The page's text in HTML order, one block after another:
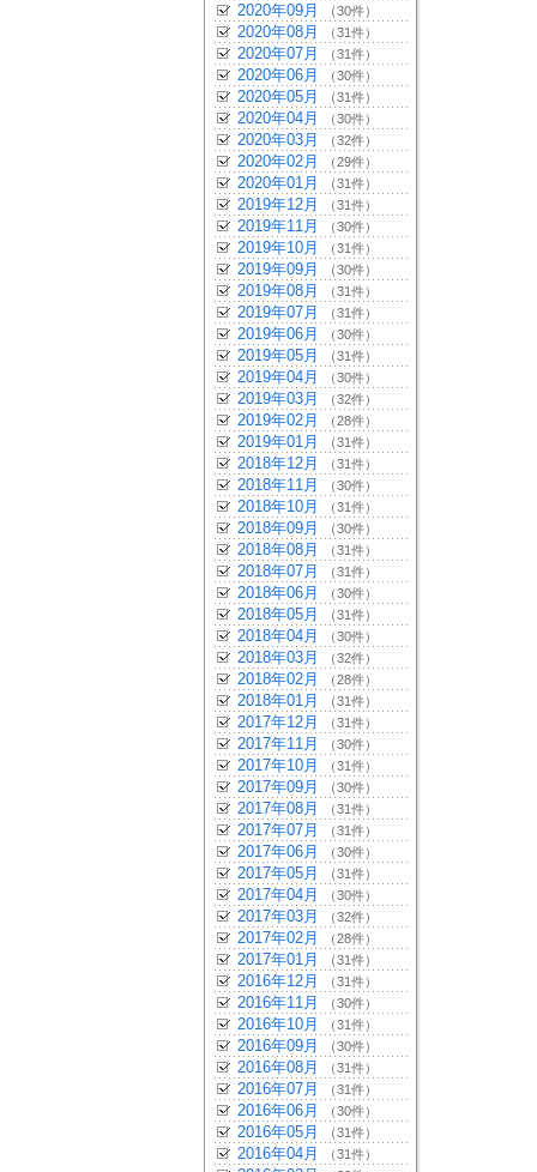
2020年09月 （30件）
2020年08月 （31件）
2020年07月 （31件）
2020年06月 （30件）
2020年05月 （31件）
2020年04月 （30件）
2020年03月 （32件）
2020年02月 （29件）
2020年01月 （31件）
2019年12月 （31件）
2019年11月 （30件）
2019年10月 （31件）
2019年09月 （30件）
2019年08月 （31件）
2019年07月 （31件）
2019年06月 （30件）
2019年05月 （31件）
2019年04月 （30件）
2019年03月 （32件）
2019年02月 （28件）
2019年01月 （31件）
2018年12月 （31件）
2018年11月 （30件）
2018年10月 （31件）
2018年09月 （30件）
2018年08月 （31件）
2018年07月 （31件）
2018年06月 （30件）
2018年05月 （31件）
2018年04月 （30件）
2018年03月 （32件）
2018年02月 （28件）
2018年01月 （31件）
2017年12月 （31件）
2017年11月 （30件）
2017年10月 （31件）
2017年09月 （30件）
2017年08月 （31件）
2017年07月 （31件）
2017年06月 （30件）
2017年05月 （31件）
2017年04月 （30件）
2017年03月 （32件）
2017年02月 （28件）
2017年01月 （31件）
2016年12月 （31件）
2016年11月 （30件）
2016年10月 （31件）
2016年09月 （30件）
2016年08月 （31件）
2016年07月 （31件）
2016年06月 （30件）
2016年05月 （31件）
2016年04月 （31件）